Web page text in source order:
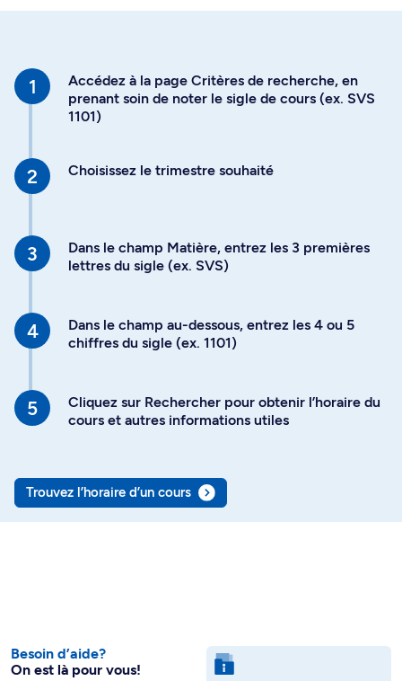
Accédez à la page Critères de recherche, en
prenant soin de noter le sigle de cours (ex. SVS
1101)
Choisissez le trimestre souhaité
Dans le champ Matière, entrez les 3 premières
lettres du sigle (ex. SVS)
Dans le champ au-dessous, entrez les 4 ou 5
chiffres du sigle (ex. 1101)
Cliquez sur Rechercher pour obtenir l’horaire du
cours et autres informations utiles
Trouvez l’horaire d’un cours
Besoin d’aide?
On est là pour vous!